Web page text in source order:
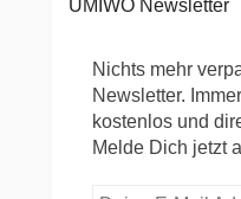
UMIWO Newsletter
Nichts mehr
Newsletter.
kostenlos und
Melde Dich jetzt